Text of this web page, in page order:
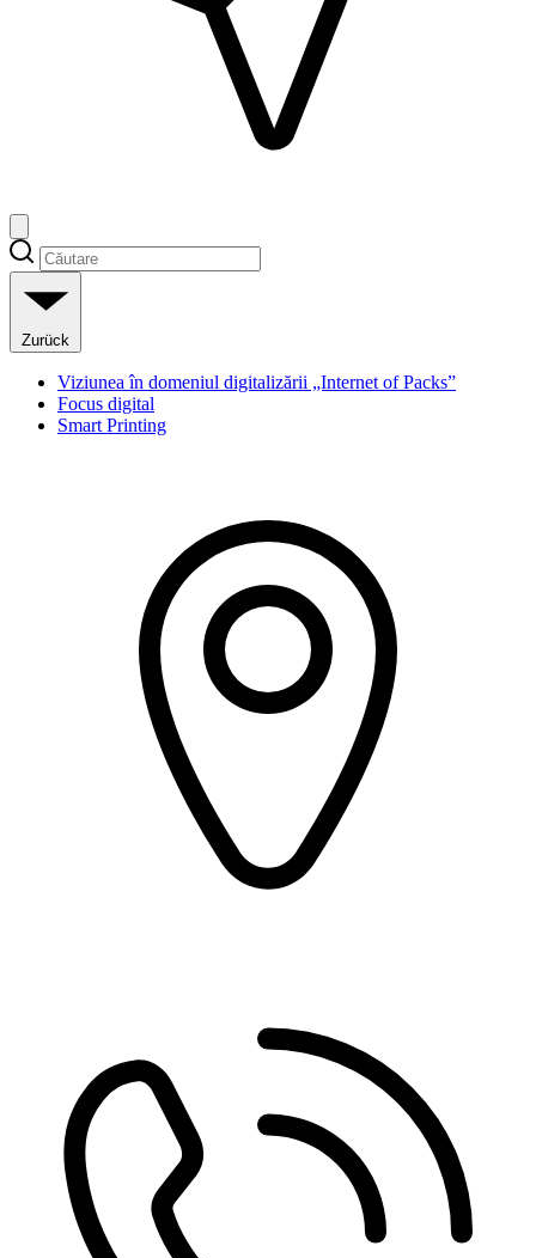
Zurück
Viziunea în domeniul digitalizării „Internet of Packs”
Focus digital
Smart Printing